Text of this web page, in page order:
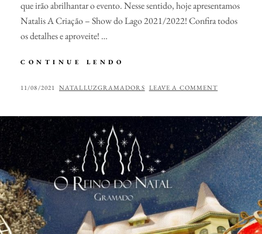
que irão abrilhantar o evento. Nesse sentido, hoje apresentamos
Natalis A Criação – Show do Lago 2021/2022! Confira todos
os detalhes e aproveite! …
CONTINUE LENDO
CRIAÇÃO
LAGO
2021/2022
POSTED
11/08/2021 BY
NATALLUZGRAMADORS LEAVE A COMMENT